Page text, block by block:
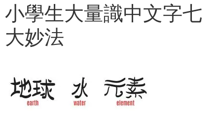
小學生大量識中文字七
大妙法